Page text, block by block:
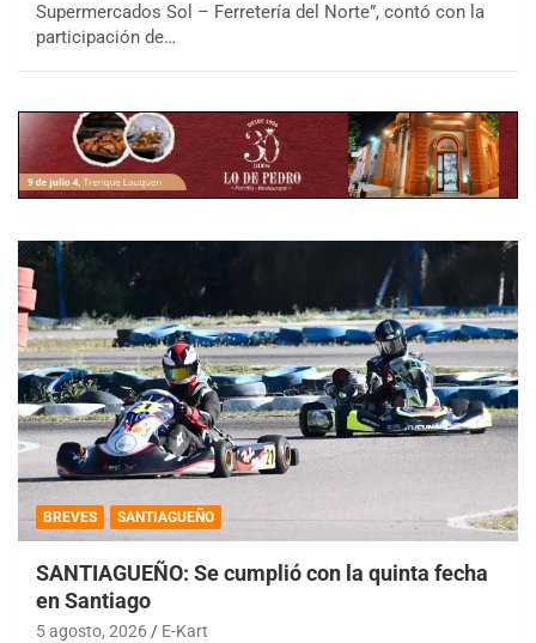
Supermercados Sol – Ferretería del Norte”, contó con la
participación de…
BREVES SANTIAGUEÑO
SANTIAGUEÑO: Se cumplió con la quinta fecha
en Santiago
5 agosto, 2026 E-Kart